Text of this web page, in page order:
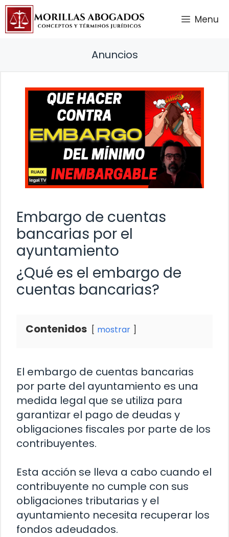
Saltar
contenido
Menu
Anuncios
Embargo de cuentas
bancarias por el
ayuntamiento
¿Qué es el embargo de
cuentas bancarias?
Contenidos mostrar
El embargo de cuentas bancarias
por parte del ayuntamiento es una
medida legal que se utiliza para
garantizar el pago de deudas y
obligaciones fiscales por parte de los
contribuyentes.
Esta acción se lleva a cabo cuando el
contribuyente no cumple con sus
obligaciones tributarias y el
ayuntamiento necesita recuperar los
fondos adeudados.